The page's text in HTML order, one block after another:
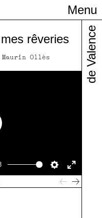
Menu
rêveries
Ollès
Settings
Enter
de Valence